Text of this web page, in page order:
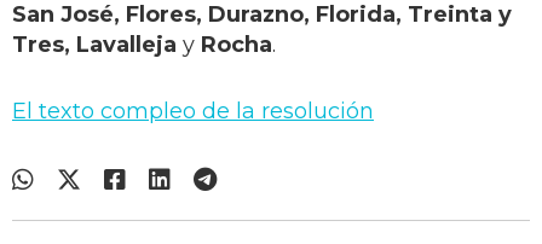
San José, Flores, Durazno, Florida, Treinta y
Tres, Lavalleja y Rocha.
El texto compleo de la resolución